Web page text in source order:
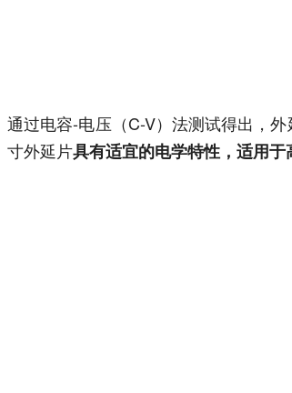
通过电容-电压（C-V）法测试得出，
寸外延片具有适宜的电学特性，适用于